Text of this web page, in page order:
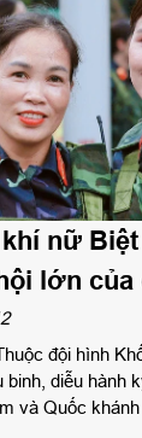
nữ
lớn
đội hình
binh, diễu hành
và Quốc